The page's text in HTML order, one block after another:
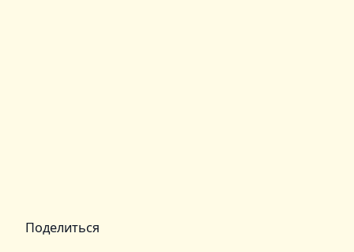
Поделиться